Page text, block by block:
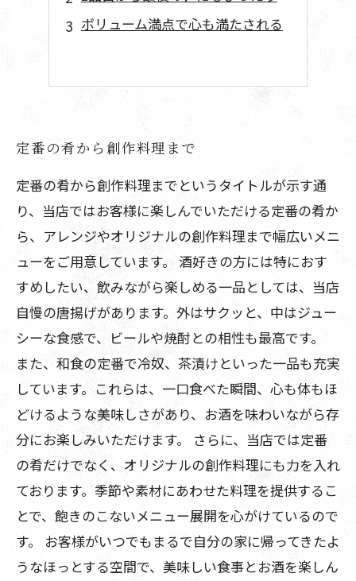
ボリューム満点で心も満たされる
定番の肴から創作料理まで
定番の肴から創作料理までというタイトルが示す通
り、当店ではお客様に楽しんでいただける定番の肴か
ら、アレンジやオリジナルの創作料理まで幅広いメニ
ューをご用意しています。 酒好きの方には特におす
すめしたい、飲みながら楽しめる一品としては、当店
自慢の唐揚げがあります。外はサクッと、中はジュー
シーな食感で、ビールや焼酎との相性も最高です。
また、和食の定番で冷奴、茶漬けといった一品も充実
しています。これらは、一口食べた瞬間、心も体もほ
どけるような美味しさがあり、お酒を味わいながら存
分にお楽しみいただけます。 さらに、当店では定番
の肴だけでなく、オリジナルの創作料理にも力を入れ
ております。季節や素材にあわせた料理を提供するこ
とで、飽きのこないメニュー展開を心がけているので
す。 お客様がいつでもまるで自分の家に帰ってきたよ
うなほっとする空間で、美味しい食事とお酒を楽しん